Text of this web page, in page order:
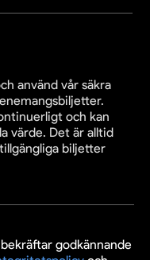
använd vår säkra
och kan
värde. Det är alltid
biljetter
godkännande